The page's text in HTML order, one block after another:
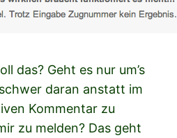
das? Geht es nur um’s
daran anstatt im
Kommentar zu
zu melden? Das geht